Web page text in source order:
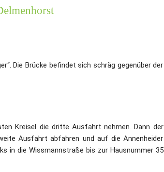
Die Brücke befindet sich schräg gegenüber der
Kreisel die dritte Ausfahrt nehmen. Dann der
Ausfahrt abfahren und auf die Annenheider
in die Wissmannstraße bis zur Hausnummer 35